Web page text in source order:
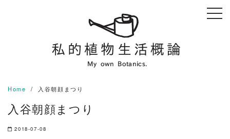
Home 入谷朝顔まつり
入谷朝顔まつり
2018-07-08